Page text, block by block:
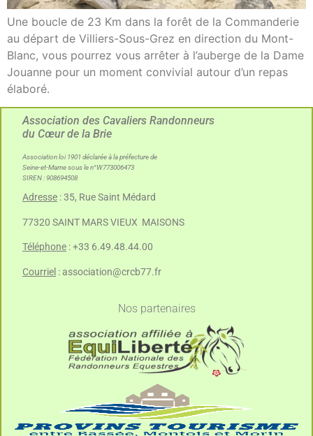
Une boucle de 23 Km dans la forêt de la Commanderie
au départ de Villiers-Sous-Grez en direction du Mont-
Blanc, vous pourrez vous arrêter à l’auberge de la Dame
Jouanne pour un moment convivial autour d’un repas
élaboré.
Association des Cavaliers Randonneurs
du Cœur de la Brie
Association loi 1901 déclarée à la préfecture de
Seine-et-Marne sous le n°W773006473
SIREN : 908694508
Adresse : 35, Rue Saint Médard
77320 SAINT MARS VIEUX MAISONS
Téléphone : +33 6.49.48.44.00
Courriel :association@crcb77.fr
Nos partenaires